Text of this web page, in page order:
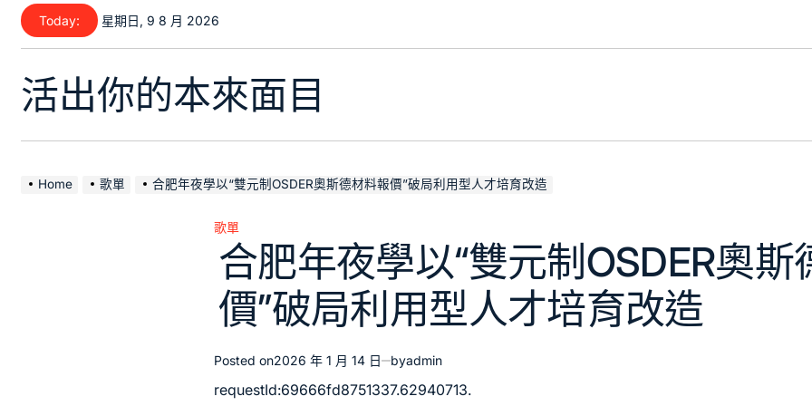
Skip
content
Today: 星期日, 9 8 月 2026
活出你的本來面目
Home 歌單 合肥年夜學以“雙元制OSDER奧斯德材料報價”破局利用型人才培育改造
Posted
in
歌單
合肥年夜學以“雙元制OSDER奧斯
價”破局利用型人才培育改造
Posted on2026 年 1 月 14 日 byadmin
requestId:69666fd8751337.62940713.